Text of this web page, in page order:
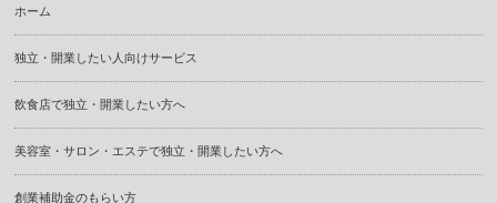
ホーム
独立・開業したい人向けサービス
飲食店で独立・開業したい方へ
美容室・サロン・エステで独立・開業したい方へ
創業補助金のもらい方